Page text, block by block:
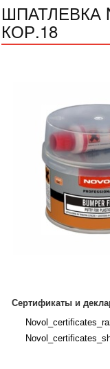
ШПАТЛЕВКА
КОР.18
Сертификаты и